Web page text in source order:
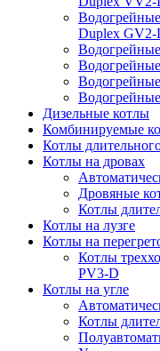
Duplex GV2-
Дизельные котлы
Комбинируемые
Котлы
Котлы на дровах
Дровяные
Котлы
Котлы на лузге
Котлы на
Котлы
PV3-D
Котлы на угле
Котлы